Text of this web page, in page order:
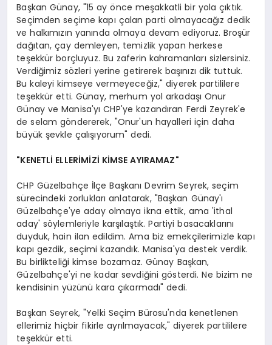
Başkan Günay, "15 ay önce meşakkatli bir yola çıktık.
Seçimden seçime kapı çalan parti olmayacağız dedik
ve halkımızın yanında olmaya devam ediyoruz. Broşür
dağıtan, çay demleyen, temizlik yapan herkese
teşekkür borçluyuz. Bu zaferin kahramanları sizlersiniz.
Verdiğimiz sözleri yerine getirerek başınızı dik tuttuk.
Bu kaleyi kimseye vermeyeceğiz," diyerek partililere
teşekkür etti. Günay, merhum yol arkadaşı Onur
Günay ve Manisa'yı CHP'ye kazandıran Ferdi Zeyrek'e
de selam göndererek, "Onur'un hayalleri için daha
büyük şevkle çalışıyorum" dedi.
"KENETLİ ELLERİMİZİ KİMSE AYIRAMAZ"
CHP Güzelbahçe İlçe Başkanı Devrim Seyrek, seçim
sürecindeki zorlukları anlatarak, "Başkan Günay'ı
Güzelbahçe'ye aday olmaya ikna ettik, ama 'ithal
aday' söylemleriyle karşılaştık. Partiyi basacaklarını
duyduk, hain ilan edildim. Ama biz emekçilerimizle kapı
kapı gezdik, seçimi kazandık. Manisa'ya destek verdik.
Bu birlikteliği kimse bozamaz. Günay Başkan,
Güzelbahçe'yi ne kadar sevdiğini gösterdi. Ne bizim ne
kendisinin yüzünü kara çıkarmadı" dedi.
Başkan Seyrek, "Yelki Seçim Bürosu'nda kenetlenen
ellerimiz hiçbir fikirle ayrılmayacak," diyerek partililere
teşekkür etti.